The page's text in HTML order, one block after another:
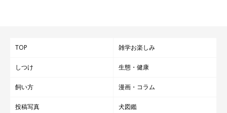
TOP 雑学お楽しみ
しつけ 生態・健康
飼い方 漫画・コラム
投稿写真 犬図鑑